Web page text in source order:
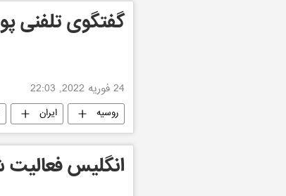
گفتگوی تلفنی
24 فوریه 2022, 22:03
روسیه ایران
انگلیس فعالیت